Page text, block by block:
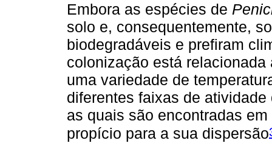
Embora as espécies de
solo e, consequentemente,
biodegradáveis e prefiram
colonização está
uma variedade de
diferentes faixas de
as quais são encontradas
propício para a sua dispersão